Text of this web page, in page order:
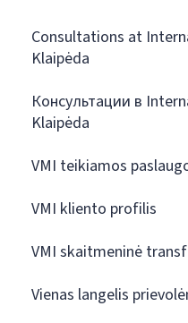
Consultations at
Klaipėda
Консультации в
Klaipėda
VMI teikiamos
VMI kliento profilis
VMI skaitmeninė
Vienas langelis